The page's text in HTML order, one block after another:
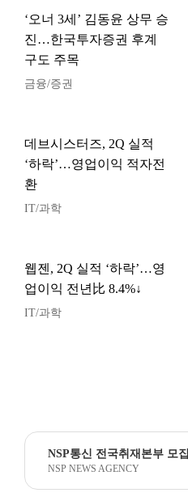
‘오너 3세’ 김동윤 상무 승
진…한국투자증권 후계
구도 주목
금융/증권
데브시스터즈, 2Q 실적
‘하락’…영업이익 적자전
환
IT/과학
웹젠, 2Q 실적 ‘하락’…영
업이익 전년比 8.4%↓
IT/과학
NSP통신 전국취재본부 모집
NSP NEWS AGENCY